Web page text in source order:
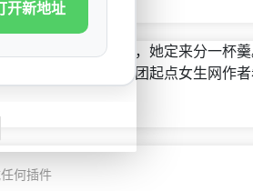
若要以这天下为鼎，她定来分一杯羹
该剧根据阅文集团起点女生网作者
何插件
开新地址